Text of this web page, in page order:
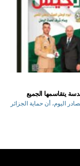
يتقاسمها الجميع
اليوم، أن حماية الجزائر